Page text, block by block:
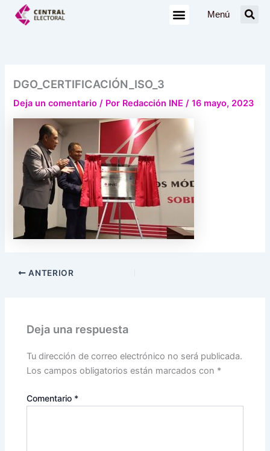
Menú
DGO_CERTIFICACIÓN_ISO_3
Deja un comentario / Por Redacción INE/16 mayo, 2023
ANTERIOR
Deja una respuesta
Tu dirección de correo electrónico no será publicada.
Los campos obligatorios están marcados con *
Comentario *